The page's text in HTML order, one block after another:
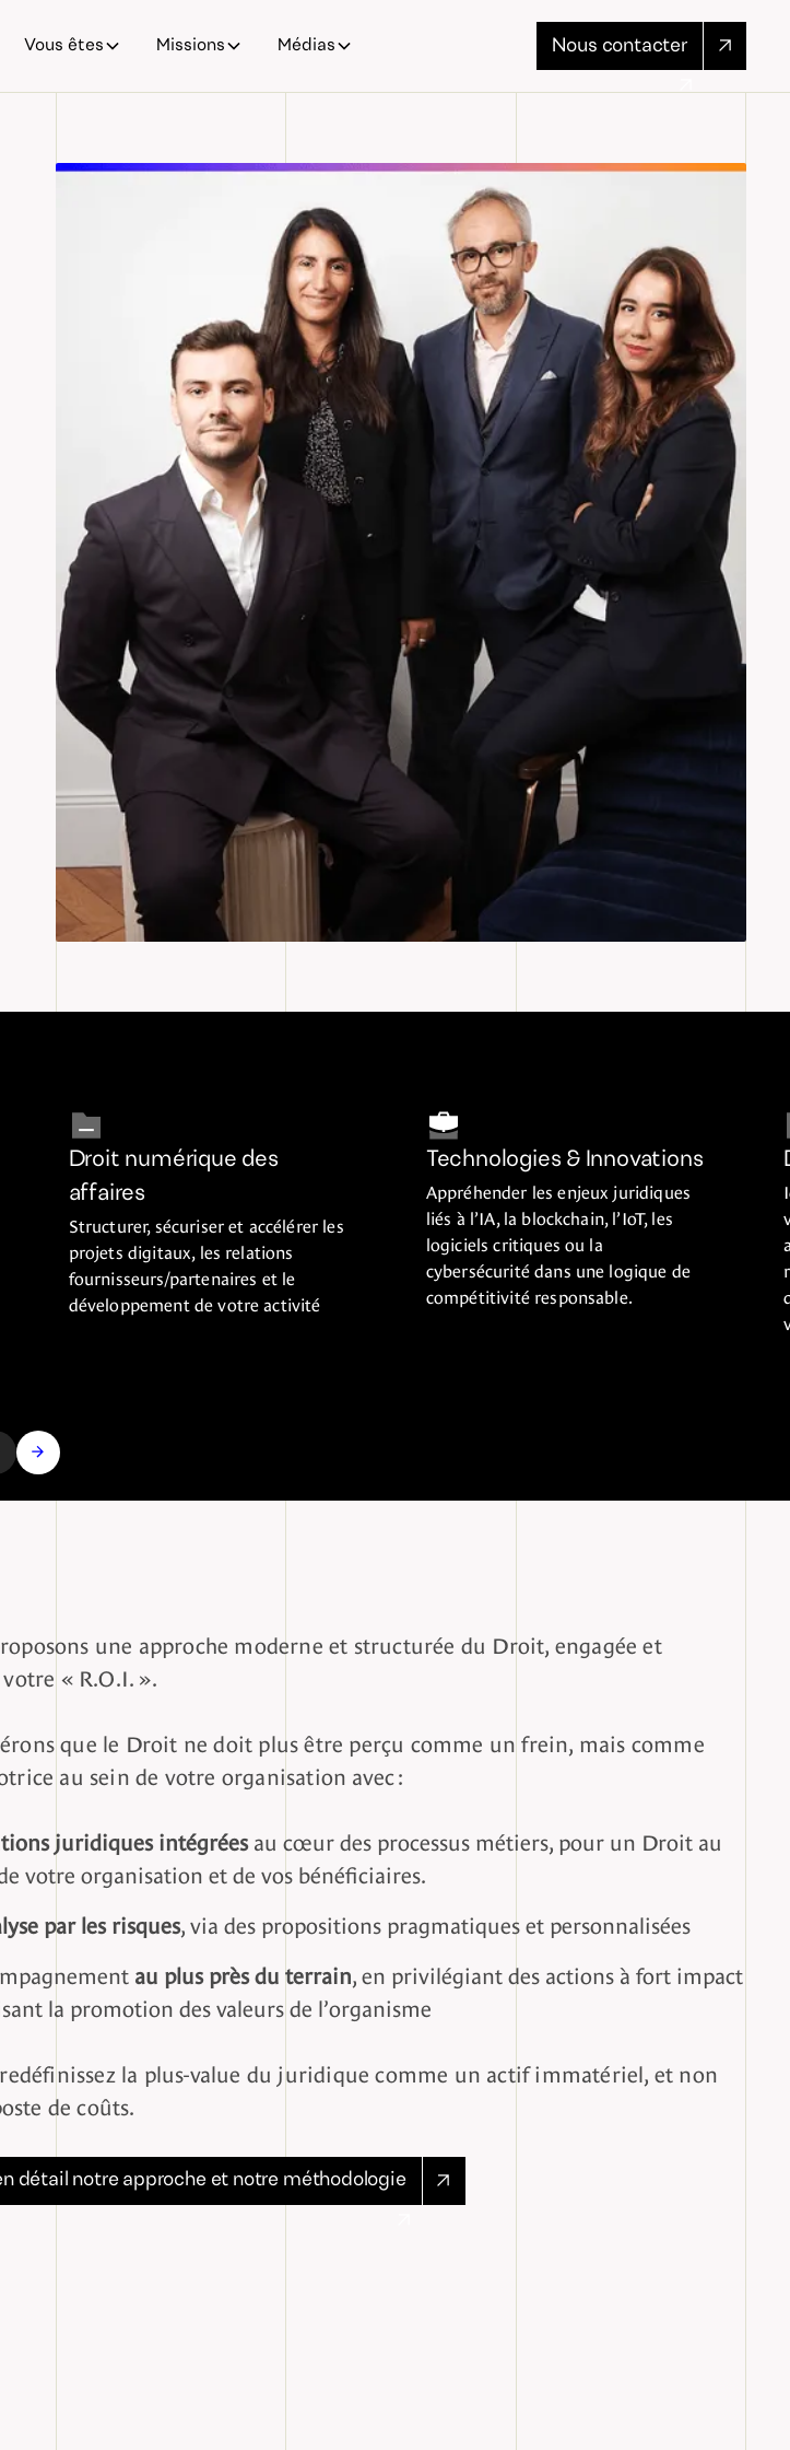
Vous êtes Missions Médias Nous contacter
Droit numérique des
affaires
Structurer, sécuriser et accélérer les
projets digitaux, les relations
fournisseurs/partenaires et le
développement de votre activité
Technologies & Innovations
Appréhender les enjeux juridiques
liés à l’IA, la blockchain, l’IoT, les
logiciels critiques ou la
cybersécurité dans une logique de
compétitivité responsable.
une approche moderne et structurée du Droit, engagée et
« R.O.I. ».
que le Droit ne doit plus être perçu comme un frein, mais comme
au sein de votre organisation avec :
juridiques intégréesau cœur des processus métiers, pour un Droit au
votre organisation et de vos bénéficiaires.
par les risques, via des propositions pragmatiques et personnalisées
au plus près du terrain, en privilégiant des actions à fort impact
la promotion des valeurs de l’organisme
redéfinissez la plus-value du juridique comme un actif immatériel, et non
de coûts.
détail notre approche et notre méthodologie